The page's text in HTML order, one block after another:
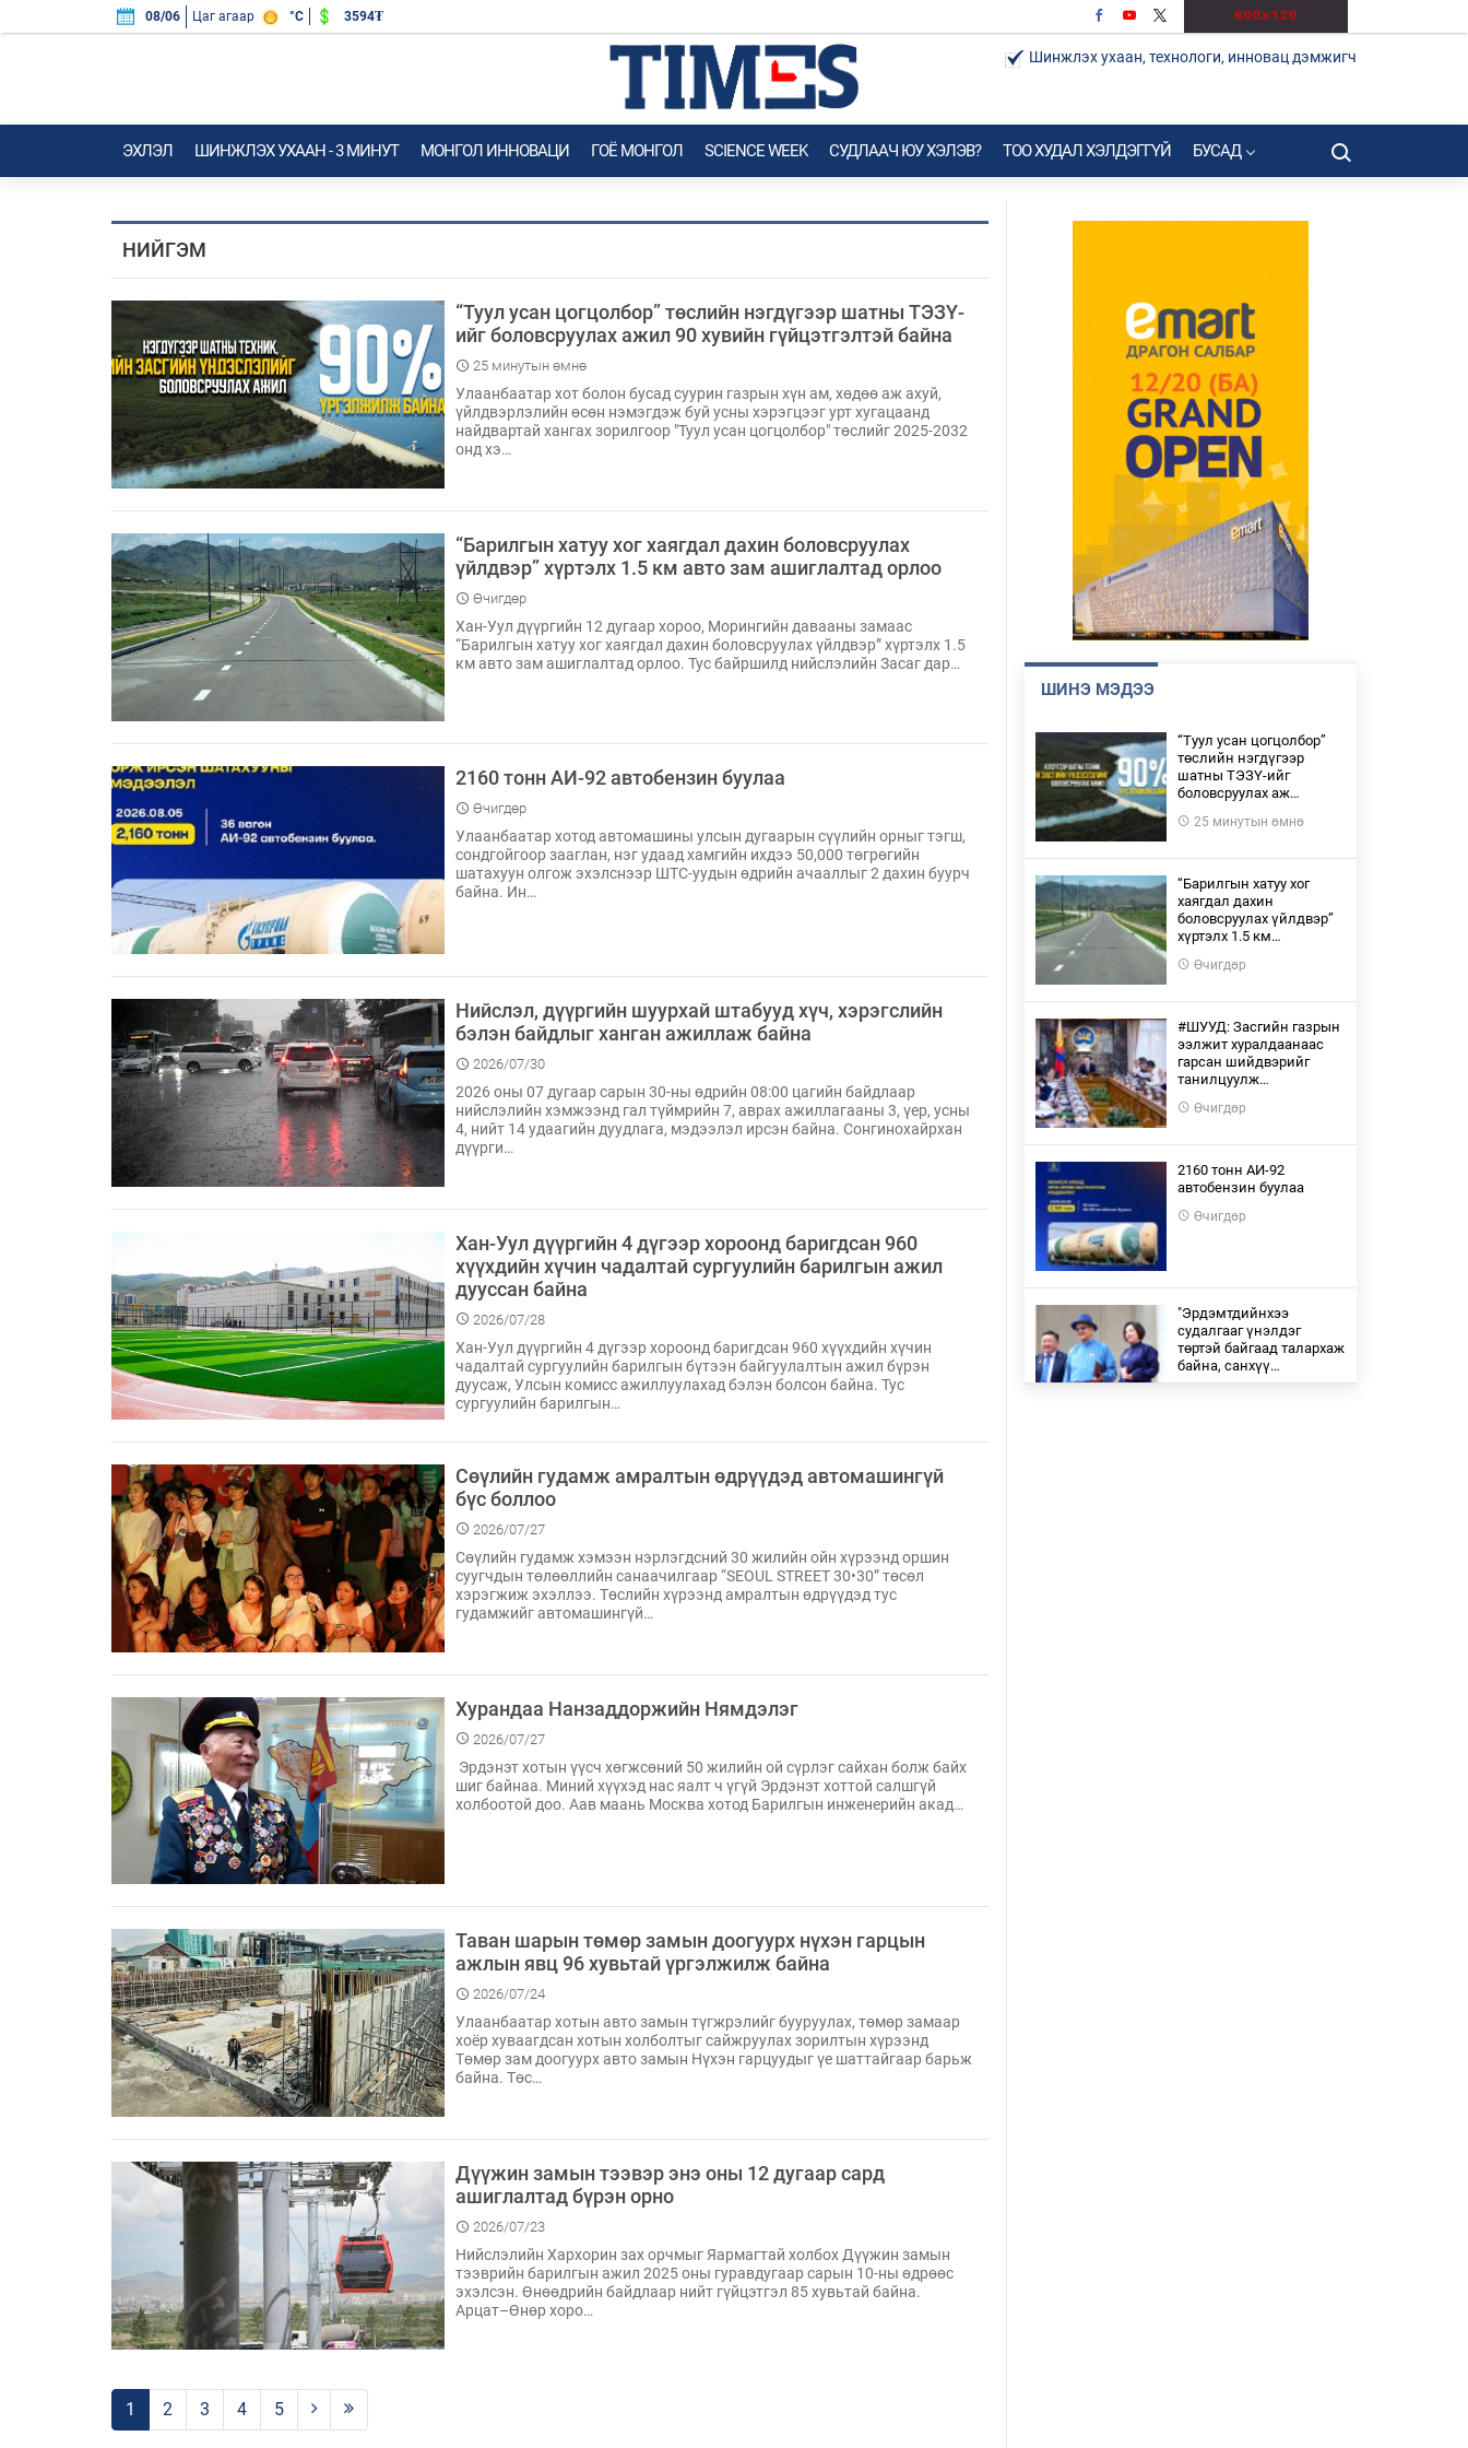
08/06 Цаг агаар °C 3594₮
Шинжлэх ухаан, технологи, инновац дэмжигч
ЭХЛЭЛ ШИНЖЛЭХ УХААН - 3 МИНУТ МОНГОЛ ИННОВАЦИ ГОЁ MОНГОЛ SCIENCE WEEK СУДЛААЧ ЮУ ХЭЛЭВ? ТОО ХУДАЛ ХЭЛДЭГГҮЙ БУСАД
НИЙГЭМ
“Туул усан цогцолбор” төслийн нэгдүгээр шатны ТЭЗҮ-
ийг боловсруулах ажил 90 хувийн гүйцэтгэлтэй байна
25 минутын өмнө
Улаанбаатар хот болон бусад суурин газрын хүн ам, хөдөө аж ахуй,
үйлдвэрлэлийн өсөн нэмэгдэж буй усны хэрэгцээг урт хугацаанд
найдвартай хангах зорилгоор "Туул усан цогцолбор" төслийг 2025-2032
онд хэ…
“Барилгын хатуу хог хаягдал дахин боловсруулах
үйлдвэр” хүртэлх 1.5 км авто зам ашиглалтад орлоо
Өчигдөр
Хан-Уул дүүргийн 12 дугаар хороо, Морингийн давааны замаас
“Барилгын хатуу хог хаягдал дахин боловсруулах үйлдвэр” хүртэлх 1.5
км авто зам ашиглалтад орлоо. Тус байршилд нийслэлийн Засаг дар…
2160 тонн АИ-92 автобензин буулаа
Өчигдөр
Улаанбаатар хотод автомашины улсын дугаарын сүүлийн орныг тэгш,
сондгойгоор зааглан, нэг удаад хамгийн ихдээ 50,000 төгрөгийн
шатахуун олгож эхэлснээр ШТС-уудын өдрийн ачааллыг 2 дахин буурч
байна. Ин…
Нийслэл, дүүргийн шуурхай штабууд хүч, хэрэгслийн
бэлэн байдлыг ханган ажиллаж байна
2026/07/30
2026 оны 07 дугаар сарын 30-ны өдрийн 08:00 цагийн байдлаар
нийслэлийн хэмжээнд гал түймрийн 7, аврах ажиллагааны 3, үер, усны
4, нийт 14 удаагийн дуудлага, мэдээлэл ирсэн байна. Сонгинохайрхан
дүүрги…
Хан-Уул дүүргийн 4 дүгээр хороонд баригдсан 960
хүүхдийн хүчин чадалтай сургуулийн барилгын ажил
дууссан байна
2026/07/28
Хан-Уул дүүргийн 4 дүгээр хороонд баригдсан 960 хүүхдийн хүчин
чадалтай сургуулийн барилгын бүтээн байгуулалтын ажил бүрэн
дуусаж, Улсын комисс ажиллуулахад бэлэн болсон байна. Тус
сургуулийн барилгын…
Сөүлийн гудамж амралтын өдрүүдэд автомашингүй
бүс боллоо
2026/07/27
Сөүлийн гудамж хэмээн нэрлэгдсний 30 жилийн ойн хүрээнд оршин
суугчдын төлөөллийн санаачилгаар “SEOUL STREET 30•30” төсөл
хэрэгжиж эхэллээ. Төслийн хүрээнд амралтын өдрүүдэд тус
гудамжийг автомашингүй…
Хурандаа Нанзаддоржийн Нямдэлэг
2026/07/27
Эрдэнэт хотын үүсч хөгжсөний 50 жилийн ой сүрлэг сайхан болж байх
шиг байнаа. Миний хүүхэд нас яалт ч үгүй Эрдэнэт хоттой салшгүй
холбоотой доо. Аав маань Москва хотод Барилгын инженерийн акад…
Таван шарын төмөр замын доогуурх нүхэн гарцын
ажлын явц 96 хувьтай үргэлжилж байна
2026/07/24
Улаанбаатар хотын авто замын түгжрэлийг бууруулах, төмөр замаар
хоёр хуваагдсан хотын холболтыг сайжруулах зорилтын хүрээнд
Төмөр зам доогуурх авто замын Нүхэн гарцуудыг үе шаттайгаар барьж
байна. Төс…
Дүүжин замын тээвэр энэ оны 12 дугаар сард
ашиглалтад бүрэн орно
2026/07/23
Нийслэлийн Хархорин зах орчмыг Яармагтай холбох Дүүжин замын
тээврийн барилгын ажил 2025 оны гуравдугаар сарын 10-ны өдрөөс
эхэлсэн. Өнөөдрийн байдлаар нийт гүйцэтгэл 85 хувьтай байна.
Арцат–Өнөр хоро…
1 2 3 4 5
ШИНЭ МЭДЭЭ
“Туул усан цогцолбор”
төслийн нэгдүгээр
шатны ТЭЗҮ-ийг
боловсруулах аж…
25 минутын өмнө
“Барилгын хатуу хог
хаягдал дахин
боловсруулах үйлдвэр”
хүртэлх 1.5 км…
Өчигдөр
#ШУУД: Засгийн газрын
ээлжит хуралдаанаас
гарсан шийдвэрийг
танилцуулж…
Өчигдөр
2160 тонн АИ-92
автобензин буулаа
Өчигдөр
"Эрдэмтдийнхээ
судалгааг үнэлдэг
төртэй байгаад талархаж
байна, санхүү…